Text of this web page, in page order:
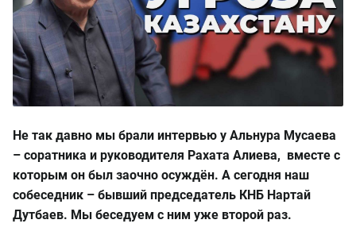
Не так давно мы брали интервью у Альнура Мусаева
– соратника и руководителя Рахата Алиева, вместе с
которым он был заочно осуждён. А сегодня наш
собеседник – бывший председатель КНБ Нартай
Дутбаев. Мы беседуем с ним уже второй раз.